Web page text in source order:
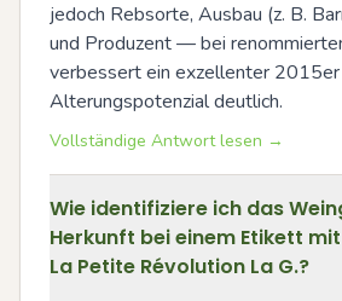
jedoch Rebsorte, Ausbau (z. B.
und Produzent — bei
verbessert ein exzellenter
Alterungspotenzial deutlich.
Vollständige Antwort lesen →
Wie identifiziere ich das
Herkunft bei einem Etikett
La Petite Révolution La G.?